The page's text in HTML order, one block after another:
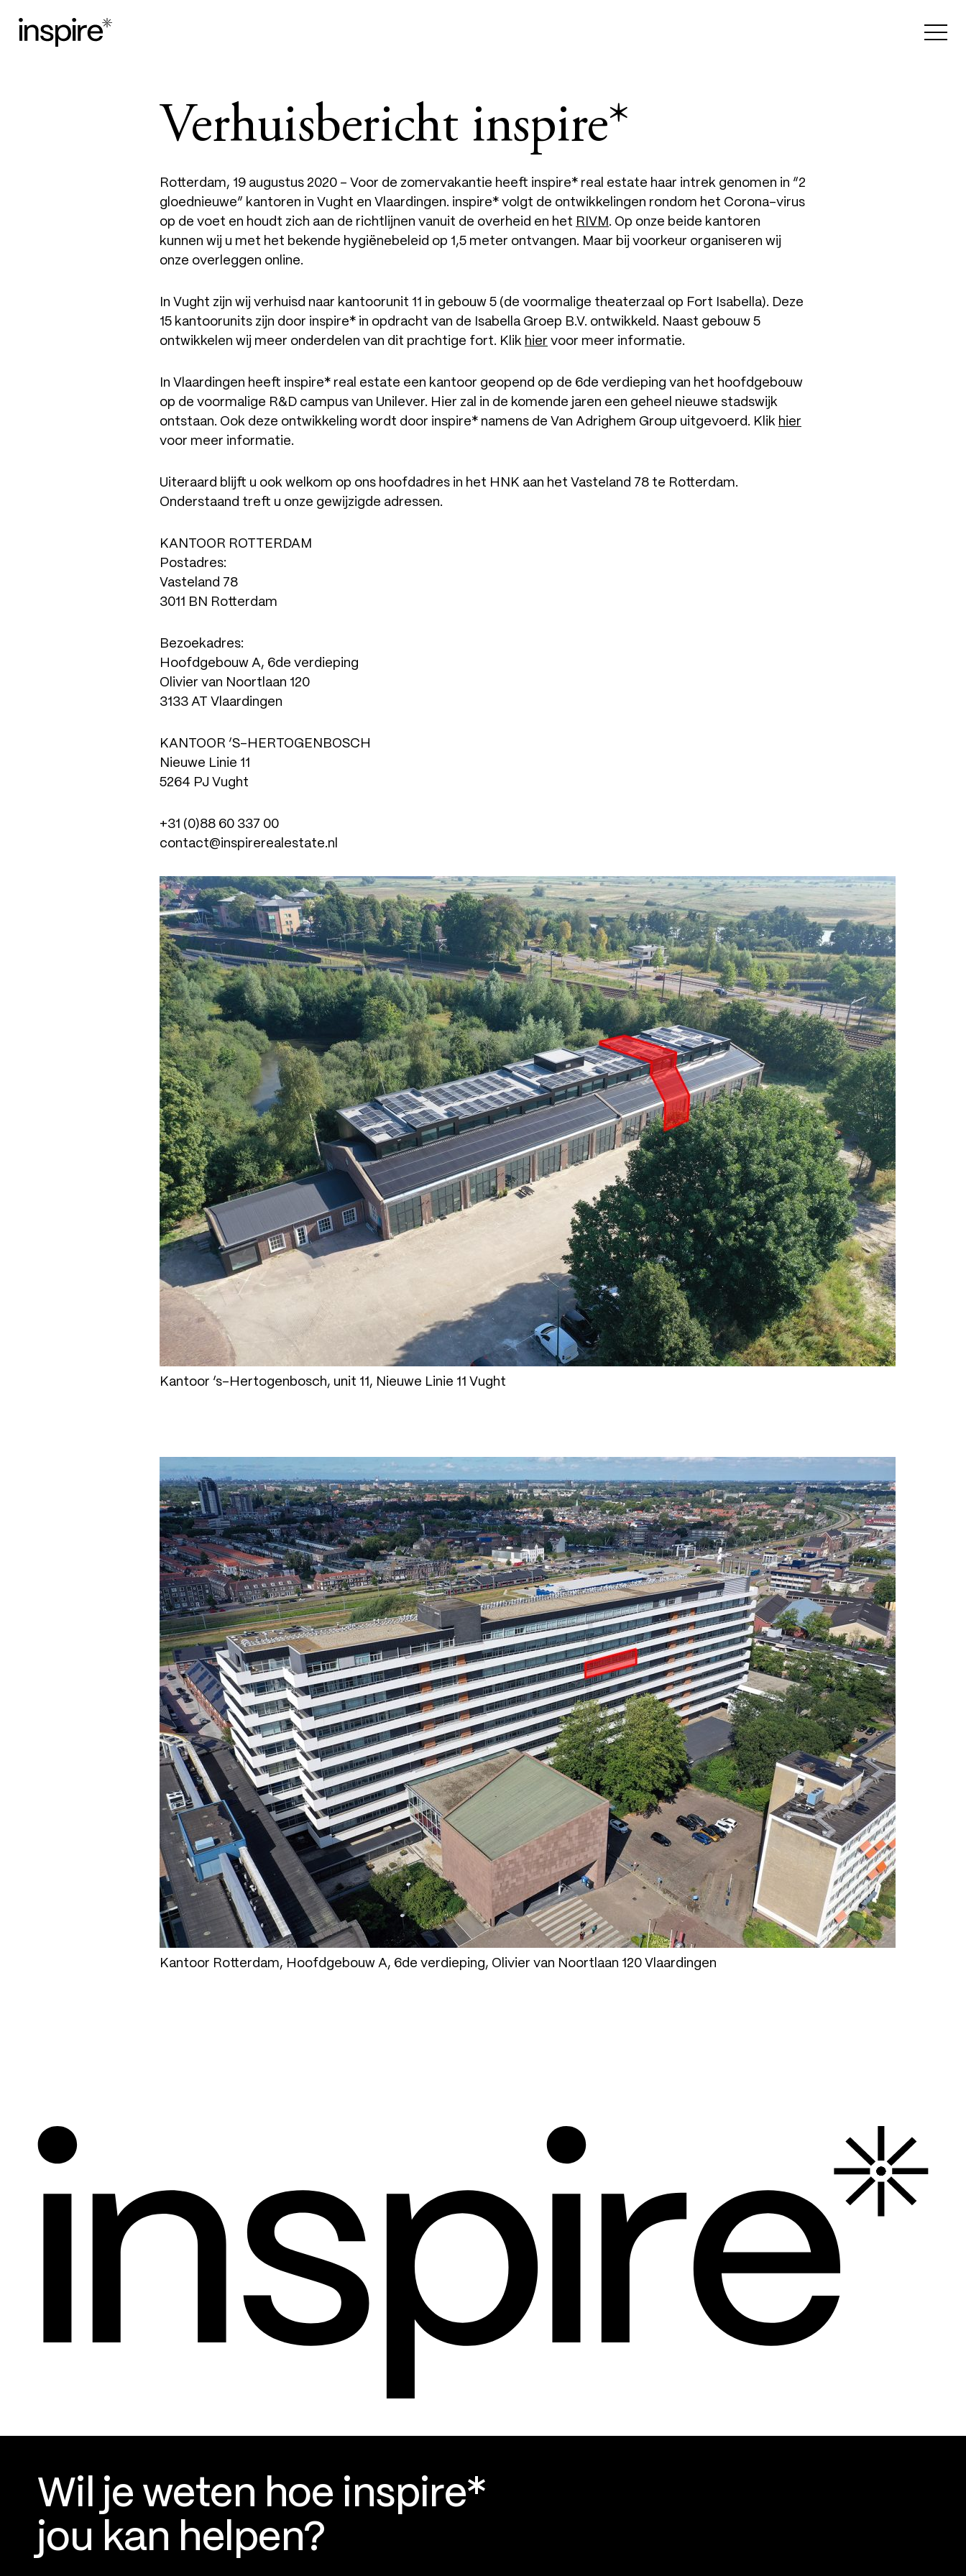
Verhuisbericht inspire*
Rotterdam, 19 augustus 2020 – Voor de zomervakantie heeft inspire* real estate haar intrek genomen in “2
gloednieuwe” kantoren in Vught en Vlaardingen. inspire* volgt de ontwikkelingen rondom het Corona-virus
op de voet en houdt zich aan de richtlijnen vanuit de overheid en het RIVM . Op onze beide kantoren
kunnen wij u met het bekende hygiënebeleid op 1,5 meter ontvangen. Maar bij voorkeur organiseren wij
onze overleggen online.
In Vught zijn wij verhuisd naar kantoorunit 11 in gebouw 5 (de voormalige theaterzaal op Fort Isabella). Deze
15 kantoorunits zijn door inspire* in opdracht van de Isabella Groep B.V. ontwikkeld. Naast gebouw 5
ontwikkelen wij meer onderdelen van dit prachtige fort. Klik hier voor meer informatie.
In Vlaardingen heeft inspire* real estate een kantoor geopend op de 6de verdieping van het hoofdgebouw
op de voormalige R&D campus van Unilever. Hier zal in de komende jaren een geheel nieuwe stadswijk
ontstaan. Ook deze ontwikkeling wordt door inspire* namens de Van Adrighem Group uitgevoerd. Klik hier
voor meer informatie.
Uiteraard blijft u ook welkom op ons hoofdadres in het HNK aan het Vasteland 78 te Rotterdam.
Onderstaand treft u onze gewijzigde adressen.
KANTOOR ROTTERDAM
Postadres:
Vasteland 78
3011 BN Rotterdam
Bezoekadres:
Hoofdgebouw A, 6de verdieping
Olivier van Noortlaan 120
3133 AT Vlaardingen
KANTOOR ‘S-HERTOGENBOSCH
Nieuwe Linie 11
5264 PJ Vught
+31 (0)88 60 337 00
contact@inspirerealestate.nl
Kantoor ‘s-Hertogenbosch, unit 11, Nieuwe Linie 11 Vught
Kantoor Rotterdam, Hoofdgebouw A, 6de verdieping, Olivier van Noortlaan 120 Vlaardingen
Wil je weten hoe inspire*
jou kan helpen?